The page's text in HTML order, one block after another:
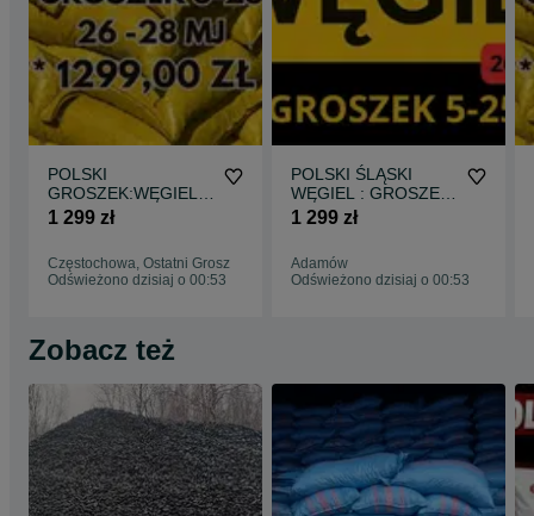
POLSKI
GROSZEK:WĘGIEL
5-25, 26-28MJ-
Bezpłatna Dostawa !
1 299 zł
Częstochowa, Ostatni Grosz
Odświeżono dzisiaj o 00:53
POLSKI ŚLĄSKI
WĘGIEL : GROSZEK
5-25, 26-28MJ -
Transport Gratis !
1 299 zł
Adamów
Odświeżono dzisiaj o 00:53
Zobacz też